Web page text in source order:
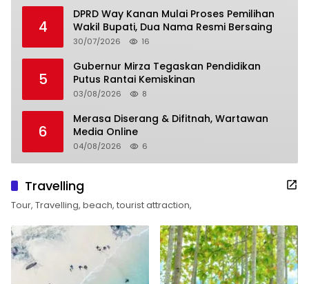
4
DPRD Way Kanan Mulai Proses Pemilihan
Wakil Bupati, Dua Nama Resmi Bersaing
30/07/2026 16
5
Gubernur Mirza Tegaskan Pendidikan
Putus Rantai Kemiskinan
03/08/2026 8
6
Merasa Diserang & Difitnah, Wartawan
Media Online
04/08/2026 6
Travelling
Tour, Travelling, beach, tourist attraction,